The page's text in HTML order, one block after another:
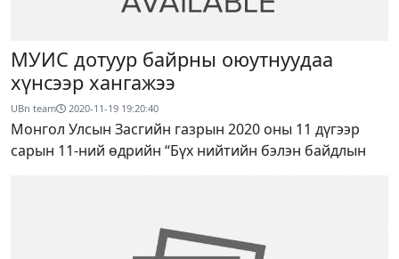
МУИС дотуур байрны оюутнуудаа
хүнсээр хангажээ
UBn team 2020-11-19 19:20:40
Монгол Улсын Засгийн газрын 2020 оны 11 дүгээр
сарын 11-ний өдрийн “Бүх нийтийн бэлэн байдлын